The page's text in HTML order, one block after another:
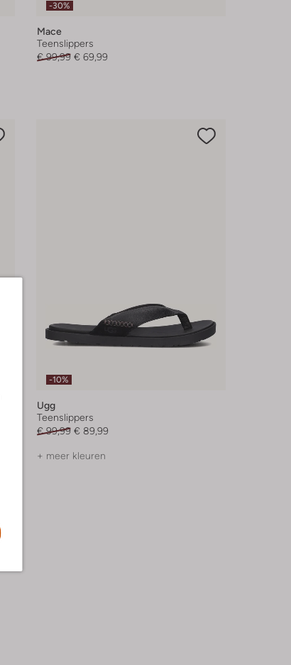
-30%
Mace
Teenslippers
€ 99,99 € 69,99
-10%
Ugg
Teenslippers
€ 99,99 € 89,99
+ meer kleuren